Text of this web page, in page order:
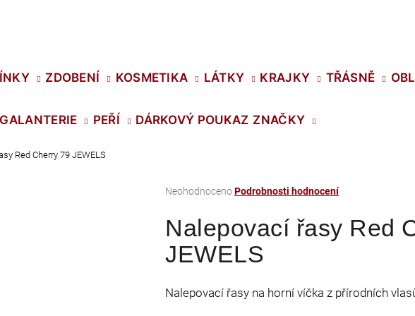
ZDOBENÍ KOSMETIKA LÁTKY KRAJKY TŘÁSNĚ
GALANTERIE PEŘÍ DÁRKOVÝ POUKAZ ZNAČKY
Red Cherry 79 JEWELS
Průměrné
produktu
je
hvězdiček.
NeohodnocenoPodrobnosti hodnocení
Nalepovací řasy Red
JEWELS
Nalepovací řasy na horní víčka z přírodních
Co potřebujete najít?